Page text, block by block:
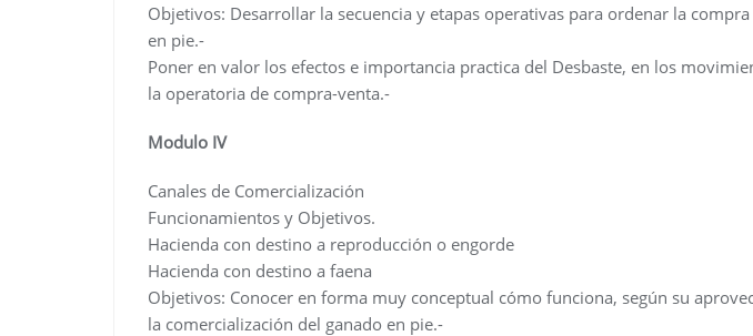
Objetivos: Desarrollar la secuencia y etapas operativas para ordenar la
en pie.-
Poner en valor los efectos e importancia practica del Desbaste, en los
la operatoria de compra-venta.-
Modulo IV
Canales de Comercialización
Funcionamientos y Objetivos.
Hacienda con destino a reproducción o engorde
Hacienda con destino a faena
Objetivos: Conocer en forma muy conceptual cómo funciona, según su
la comercialización del ganado en pie.-